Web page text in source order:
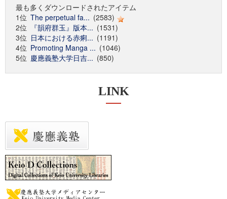
最も多くダウンロードされたアイテム
1位 The perpetual fa... (2583)
2位
『韻府群玉』版本... (1531)
3位 日本における赤痢... (1191)
4位 Promoting Manga ... (1046)
5位 慶應義塾大学日吉... (850)
LINK